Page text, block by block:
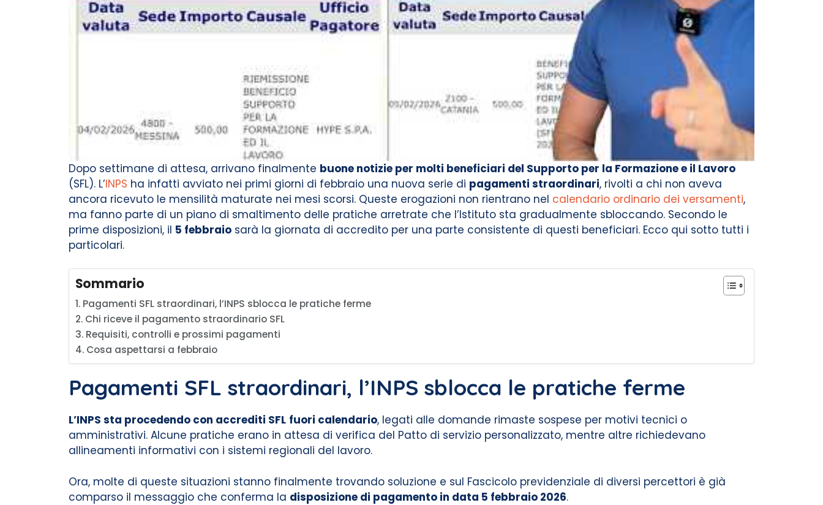
Dopo settimane di attesa, arrivano finalmente buone notizie per molti beneficiari del Supporto per la Formazione e il Lavoro
(SFL). L’INPS ha infatti avviato nei primi giorni di febbraio una nuova serie di pagamenti straordinari, rivolti a chi non aveva
ancora ricevuto le mensilità maturate nei mesi scorsi. Queste erogazioni non rientrano nel calendario ordinario dei versamenti,
ma fanno parte di un piano di smaltimento delle pratiche arretrate che l’Istituto sta gradualmente sbloccando. Secondo le
prime disposizioni, il 5 febbraio sarà la giornata di accredito per una parte consistente di questi beneficiari. Ecco qui sotto tutti i
particolari.
Sommario
Pagamenti SFL straordinari, l’INPS sblocca le pratiche ferme
Chi riceve il pagamento straordinario SFL
Requisiti, controlli e prossimi pagamenti
Cosa aspettarsi a febbraio
Pagamenti SFL straordinari, l’INPS sblocca le pratiche ferme
L’INPS sta procedendo con accrediti SFL fuori calendario, legati alle domande rimaste sospese per motivi tecnici o
amministrativi. Alcune pratiche erano in attesa di verifica del Patto di servizio personalizzato, mentre altre richiedevano
allineamenti informativi con i sistemi regionali del lavoro.
Ora, molte di queste situazioni stanno finalmente trovando soluzione e sul Fascicolo previdenziale di diversi percettori è già
comparso il messaggio che conferma la disposizione di pagamento in data 5 febbraio 2026.